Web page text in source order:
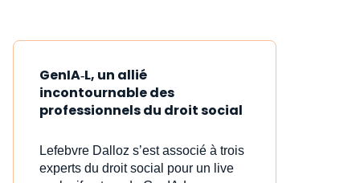
GenIA‑L, un allié
incontournable des
professionnels du droit social
Lefebvre Dalloz s’est associé à trois
experts du droit social pour un live